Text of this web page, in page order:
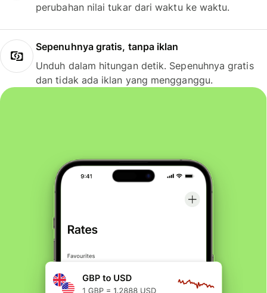
perubahan nilai tukar dari waktu ke waktu.
Sepenuhnya gratis, tanpa iklan
Unduh dalam hitungan detik. Sepenuhnya gratis
dan tidak ada iklan yang mengganggu.